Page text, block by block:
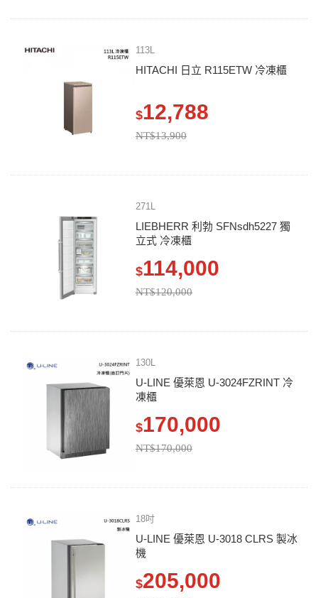
113L
HITACHI 日立 R115ETW 冷凍櫃
$12,788
NT$13,900
271L
LIEBHERR 利勃 SFNsdh5227 獨
立式 冷凍櫃
$114,000
NT$120,000
130L
U-LINE 優萊恩 U-3024FZRINT 冷
凍櫃
$170,000
NT$170,000
18吋
U-LINE 優萊恩 U-3018 CLRS 製冰
機
$205,000